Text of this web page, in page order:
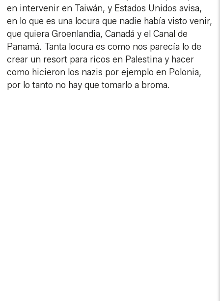
en intervenir en Taiwán, y Estados Unidos avisa,
en lo que es una locura que nadie había visto venir,
que quiera Groenlandia, Canadá y el Canal de
Panamá. Tanta locura es como nos parecía lo de
crear un resort para ricos en Palestina y hacer
como hicieron los nazis por ejemplo en Polonia,
por lo tanto no hay que tomarlo a broma.